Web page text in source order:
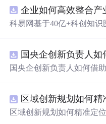
科易网基于40亿+科创知
新领域的AI+数智化解决
智能化发展。
国央企创新负责人如何借
区域创新规划如何
区域创新规划如何精准定